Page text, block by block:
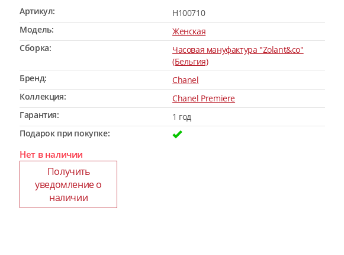
Артикул:
H100710
Модель:
Женская
Сборка:
Часовая мануфактура "Zolant&co"
(Бельгия)
Бренд:
Chanel
Коллекция:
Chanel Premiere
Гарантия:
1 год
Подарок при покупке:
Нет в наличии
Получить
уведомление о
наличии